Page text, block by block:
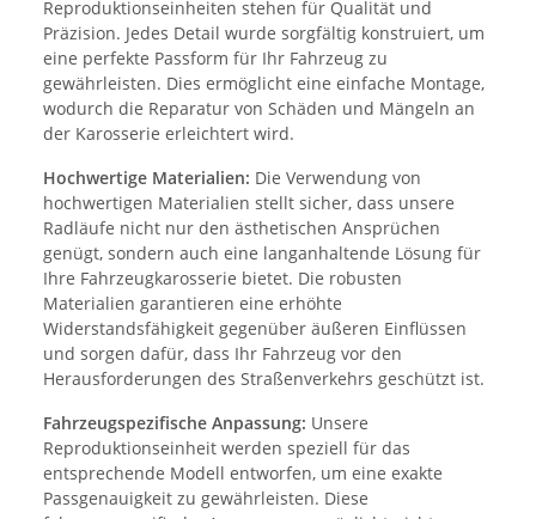
Reproduktionseinheiten stehen für Qualität und
Präzision. Jedes Detail wurde sorgfältig konstruiert, um
eine perfekte Passform für Ihr Fahrzeug zu
gewährleisten. Dies ermöglicht eine einfache Montage,
wodurch die Reparatur von Schäden und Mängeln an
der Karosserie erleichtert wird.
Hochwertige Materialien: Die Verwendung von
hochwertigen Materialien stellt sicher, dass unsere
Radläufe nicht nur den ästhetischen Ansprüchen
genügt, sondern auch eine langanhaltende Lösung für
Ihre Fahrzeugkarosserie bietet. Die robusten
Materialien garantieren eine erhöhte
Widerstandsfähigkeit gegenüber äußeren Einflüssen
und sorgen dafür, dass Ihr Fahrzeug vor den
Herausforderungen des Straßenverkehrs geschützt ist.
Fahrzeugspezifische Anpassung: Unsere
Reproduktionseinheit werden speziell für das
entsprechende Modell entworfen, um eine exakte
Passgenauigkeit zu gewährleisten. Diese